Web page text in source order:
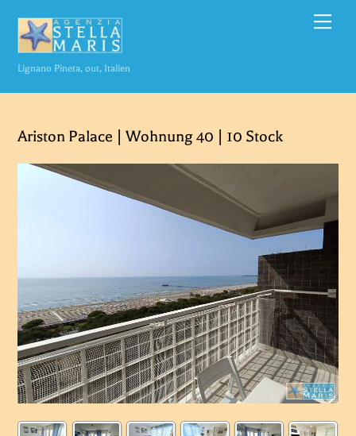
Inhalt
springen
Lignano Pineta, out, Italien
Ariston Palace | Wohnung 40 | 10 Stock